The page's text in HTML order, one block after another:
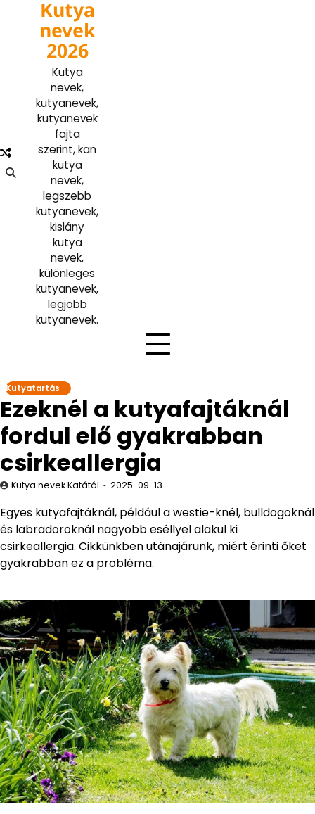
content
Kutya
nevek
2026
Kutya
nevek,
kutyanevek,
kutyanevek
fajta
szerint, kan
kutya
nevek,
legszebb
kutyanevek,
kislány
kutya
nevek,
különleges
kutyanevek,
legjobb
kutyanevek.
Kutyatartás
Ezeknél a kutyafajtáknál
fordul elő gyakrabban
csirkeallergia
Kutya nevek Katától 2025-09-13
Egyes kutyafajtáknál, például a westie-knél, bulldogoknál
és labradoroknál nagyobb eséllyel alakul ki
csirkeallergia. Cikkünkben utánajárunk, miért érinti őket
gyakrabban ez a probléma.